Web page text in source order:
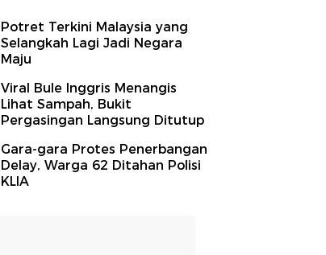
Potret Terkini Malaysia yang
Selangkah Lagi Jadi Negara
Maju
Viral Bule Inggris Menangis
Lihat Sampah, Bukit
Pergasingan Langsung Ditutup
Gara-gara Protes Penerbangan
Delay, Warga 62 Ditahan Polisi
KLIA